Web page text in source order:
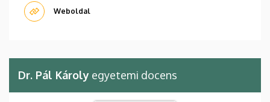
Weboldal
Dr. Pál Károly egyetemi docens